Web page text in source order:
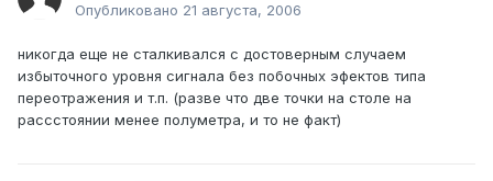
Опубликовано 21 августа, 2006
никогда еще не сталкивался с достоверным случаем
избыточного уровня сигнала без побочных эфектов типа
переотражения и т.п. (разве что две точки на столе на
рассстоянии менее полуметра, и то не факт)